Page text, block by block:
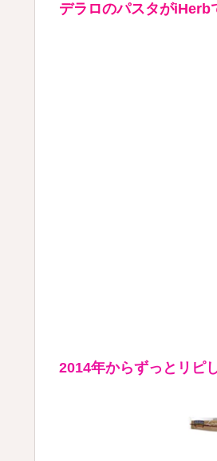
デラロのパスタがiHerb
2014年からずっとリピ